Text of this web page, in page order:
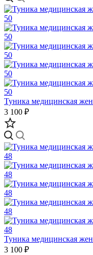
Туника медицинская
3 100 ₽
Туника медицинская
3 100 ₽